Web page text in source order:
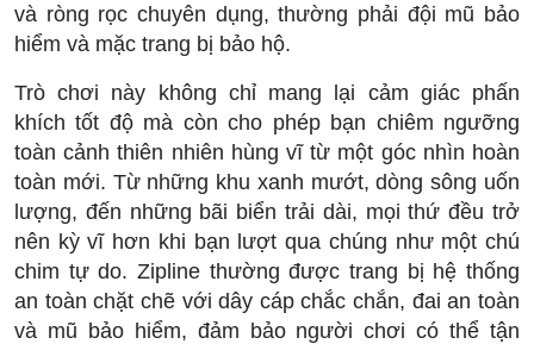
và ròng rọc chuyên dụng, thường phải đội mũ bảo
hiểm và mặc trang bị bảo hộ.
Trò chơi này không chỉ mang lại cảm giác phấn
khích tốt độ mà còn cho phép bạn chiêm ngưỡng
toàn cảnh thiên nhiên hùng vĩ từ một góc nhìn hoàn
toàn mới. Từ những khu xanh mướt, dòng sông uốn
lượng, đến những bãi biển trải dài, mọi thứ đều trở
nên kỳ vĩ hơn khi bạn lượt qua chúng như một chú
chim tự do. Zipline thường được trang bị hệ thống
an toàn chặt chẽ với dây cáp chắc chắn, đai an toàn
và mũ bảo hiểm, đảm bảo người chơi có thể tận